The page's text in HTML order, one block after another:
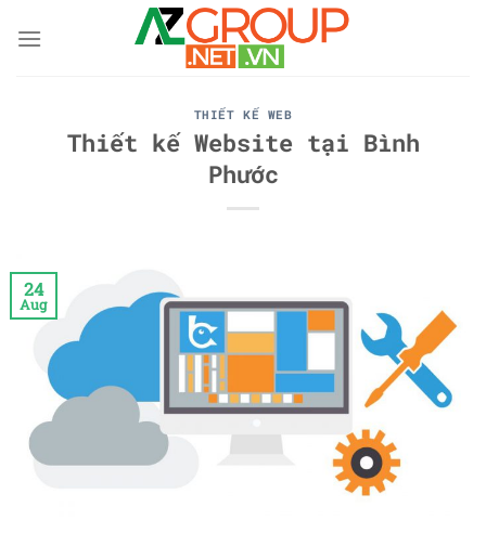
THIẾT KẾ WEB
Thiết kế Website tại Bình
Phước
24
Aug